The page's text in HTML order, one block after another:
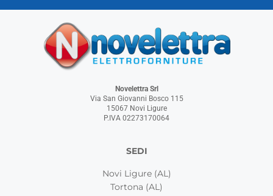
Novelettra Srl
Via San Giovanni Bosco 115
15067 Novi Ligure
P.IVA 02273170064
SEDI
Novi Ligure (AL)
Tortona (AL)